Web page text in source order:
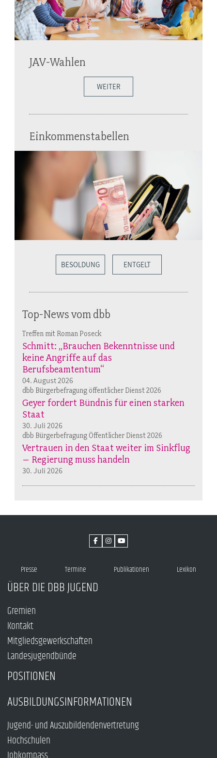
JAV-Wahlen
WEITER
Einkommenstabellen
BESOLDUNG ENTGELT
Top-News vom dbb
Treffen mit Roman Poseck
Schmitt: „Brauchen Bekenntnisse und
keine Angriffe auf das
Berufsbeamtentum“
04. August 2026
dbb Bürgerbefragung öffentlicher Dienst 2026
Geyer fordert Bündnis für einen starken
Staat
30. Juli 2026
dbb Bürgerbefragung Öffentlicher Dienst 2026
Vertrauen in den Staat weiter im Sinkflug
– Regierung muss handeln
30. Juli 2026
Presse Termine Publikationen Lexikon
ÜBER DIE DBB JUGEND
Gremien
Kontakt
Mitgliedsgewerkschaften
Landesjugendbünde
POSITIONEN
AUSBILDUNGSINFORMATIONEN
Jugend- und Auszubildendenvertretung
Hochschulen